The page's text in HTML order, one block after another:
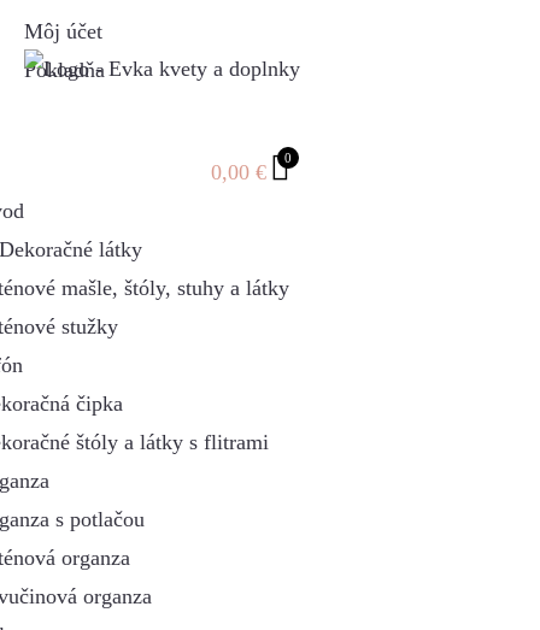
Môj účet
Pokladňa
0,00 €
0
Dekoračné látky
mašle, štóly, stuhy a látky
stužky
čipka
štóly a látky s flitrami
s potlačou
organza
organza